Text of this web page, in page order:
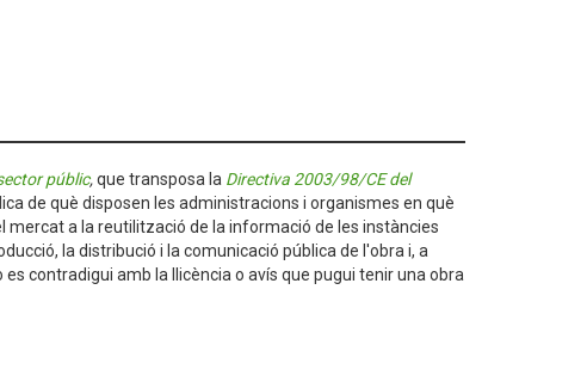
públic,que transposa la Directiva 2003/98/CE del
de què disposen les administracions i organismes en què
a la reutilització de la informació de les instàncies
la distribució i la comunicació pública de l'obra i, a
contradigui amb la llicència o avís que pugui tenir una obra